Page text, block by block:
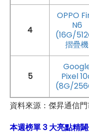
4
OPPO
N6
(16G/
摺疊機
5
Pixel
(8G/
資料來源：傑昇通信
本週榜單 3 大亮點精